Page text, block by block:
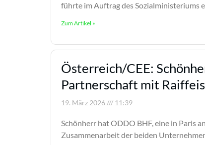
führte im Auftrag des Sozialministeriums
Zum Artikel »
Österreich/CEE:
Partnerschaft mit
19. März 2026 11:39
Schönherr hat ODDO BHF, eine in Paris
Zusammenarbeit der beiden